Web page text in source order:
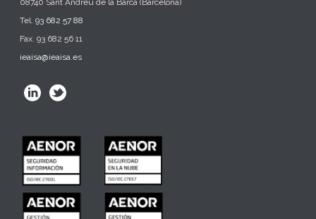
08740 Sant Andreu de la Barca (Barcelona)
Tel.93 682 57 88
Fax. 93 682 56 11
ieaisa@ieaisa.es